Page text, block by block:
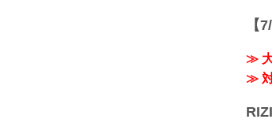
【
≫
≫